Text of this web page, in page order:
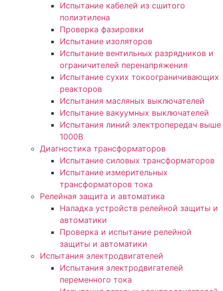
Испытание кабелей из сшитого
полиэтилена
Проверка фазировки
Испытание изоляторов
Испытание вентильных разрядников и
ограничителей перенапряжения
Испытание сухих токоограничивающих
реакторов
Испытания масляных выключателей
Испытание вакуумных выключателей
Испытания линий электропередач выше
1000В
Диагностика трансформаторов
Испытание силовых трансформаторов
Испытание измерительных
трансформаторов тока
Релейная защита и автоматика
Наладка устройств релейной защиты и
автоматики
Проверка и испытание релейной
защиты и автоматики
Испытания электродвигателей
Испытания электродвигателей
переменного тока